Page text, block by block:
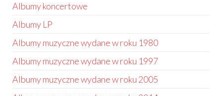
Albumy koncertowe
Albumy LP
Albumy muzyczne wydane w roku 1980
Albumy muzyczne wydane w roku 1997
Albumy muzyczne wydane w roku 2005